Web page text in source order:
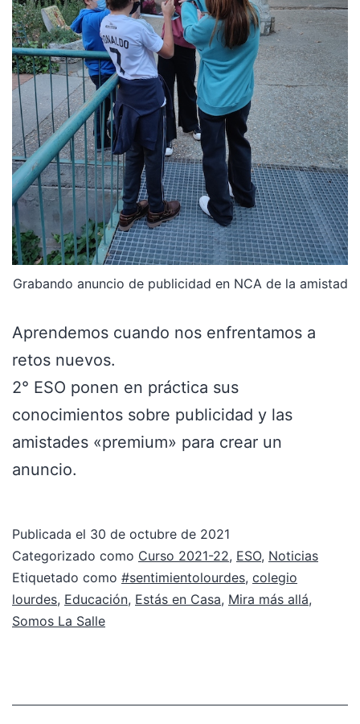
Grabando anuncio de publicidad en NCA de la amistad
Aprendemos cuando nos enfrentamos a
retos nuevos.
2° ESO ponen en práctica sus
conocimientos sobre publicidad y las
amistades «premium» para crear un
anuncio.
Publicada el 30 de octubre de 2021
Categorizado como Curso 2021-22, ESO, Noticias
Etiquetado como #sentimientolourdes, colegio
lourdes, Educación, Estás en Casa, Mira más allá,
Somos La Salle